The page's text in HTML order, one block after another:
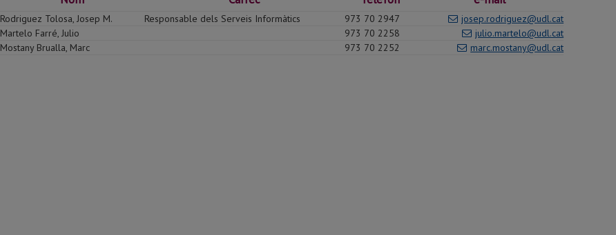
Rodriguez Tolosa, Josep M. Responsable dels Serveis Informàtics 973 70 2947
josep.rodriguez@udl.cat
Martelo Farré, Julio
973 70 2258
julio.martelo@udl.cat
Mostany Brualla, Marc
973 70 2252 marc.mostany@udl.cat